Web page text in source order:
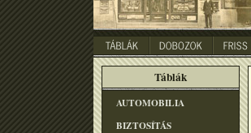
Táblák
AUTOMOBILIA
BIZTOSÍTÁS